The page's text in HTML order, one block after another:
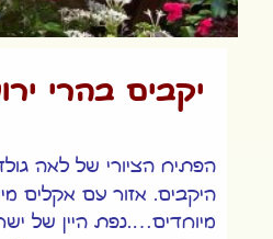
יקבים בהרי
הפתיח הציורי של לאה
היקבים. אזור עם אקלים
מיוחדים….נפת היין של